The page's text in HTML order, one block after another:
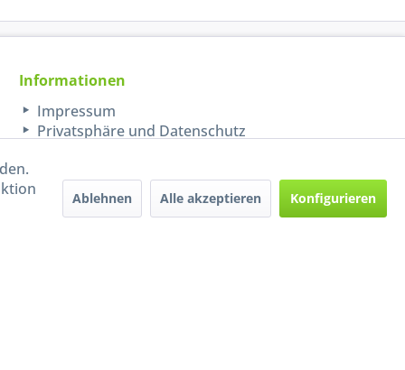
Informationen
Impressum
Privatsphäre und Datenschutz
Ablehnen Alle akzeptieren Konfigurieren